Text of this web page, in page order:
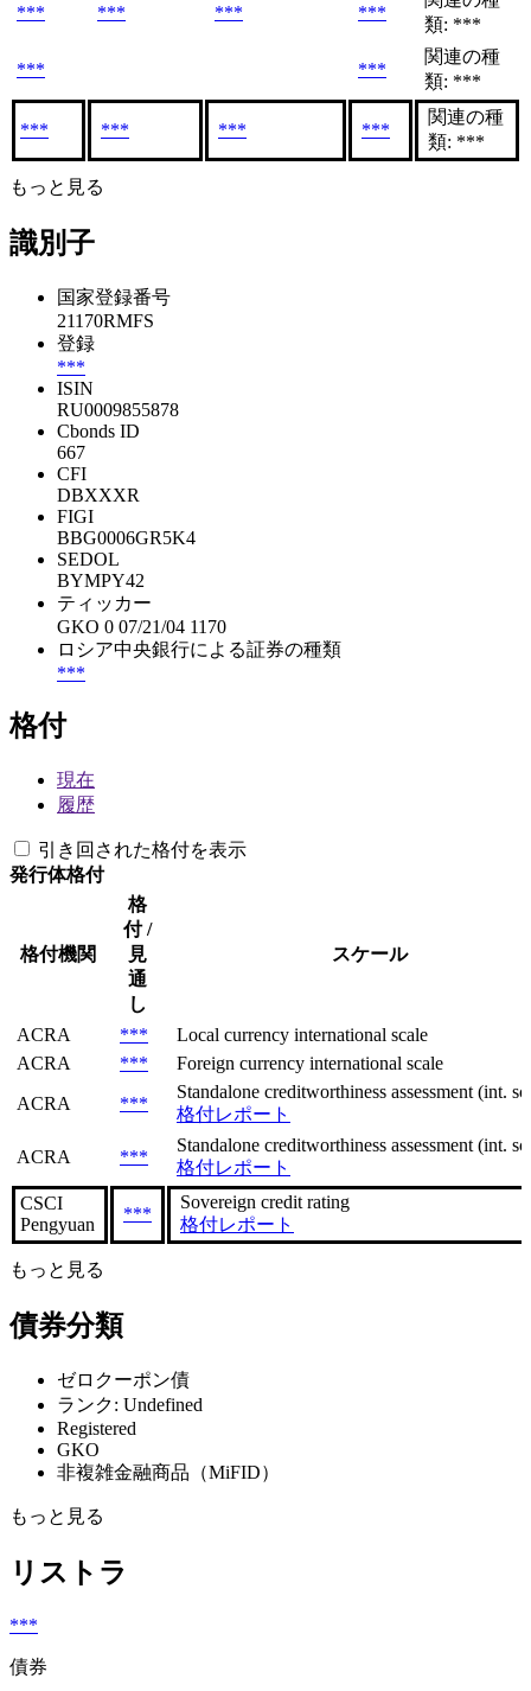
*** *** *** ***
類: ***
*** ***
関連の種
類: ***
*** *** *** ***
関連の種
類: ***
もっと見る
識別子
国家登録番号
21170RMFS
登録
***
ISIN
RU0009855878
Cbonds ID
667
CFI
DBXXXR
FIGI
BBG0006GR5K4
SEDOL
BYMPY42
ティッカー
GKO 0 07/21/04 1170
ロシア中央銀行による証券の種類
***
格付
現在
履歴
引き回された格付を表示
発行体格付
格付機関
格
付 /
見
通
し
スケール
ACRA ***
Local currency international scale
ACRA
***
Foreign currency international scale
ACRA
***
Standalone creditworthiness assessment (int.
格付レポート
ACRA ***
Standalone creditworthiness assessment (int.
格付レポート
CSCI
Pengyuan
***
Sovereign сredit rating
格付レポート
もっと見る
債券分類
ゼロクーポン債
ランク: Undefined
Registered
GKO
非複雑金融商品（MiFID）
もっと見る
リストラ
***
債券